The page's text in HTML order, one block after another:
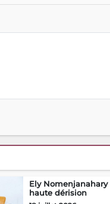
Ely Nomenjanahary
haute dérision